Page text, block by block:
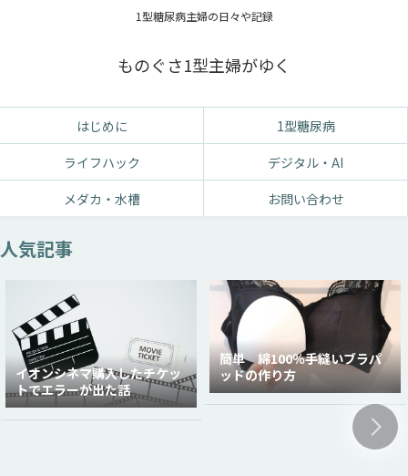
1型糖尿病主婦の日々や記録
ものぐさ1型主婦がゆく
はじめに
1型糖尿病
ライフハック
デジタル・AI
メダカ・水槽
お問い合わせ
人気記事
イオンシネマ購入したチケッ
トでエラーが出た話
簡単 綿100％手縫いブラパ
ッドの作り方